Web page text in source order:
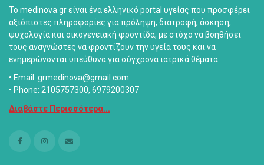
Το medinova.gr είναι ένα ελληνικό portal υγείας που προσφέρει
αξιόπιστες πληροφορίες για πρόληψη, διατροφή, άσκηση,
ψυχολογία και οικογενειακή φροντίδα, με στόχο να βοηθήσει
τους αναγνώστες να φροντίζουν την υγεία τους και να
ενημερώνονται υπεύθυνα για σύγχρονα ιατρικά θέματα.
• Email: grmedinova@gmail.com
• Phone: 2105757300, 6979200307
Διαβάστε Περισσότερα...